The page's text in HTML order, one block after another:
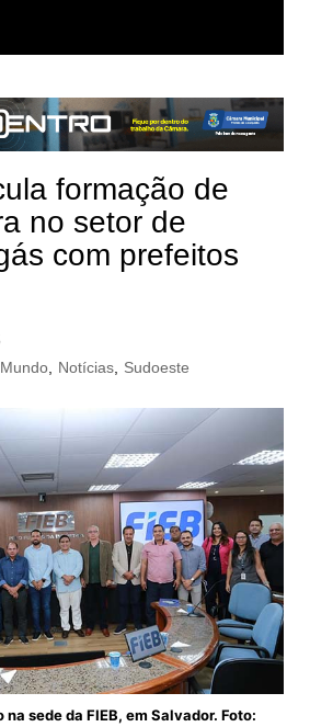
formação de
no setor de
com prefeitos
Mundo, Notícias, Sudoeste
sede da FIEB, em Salvador. Foto: